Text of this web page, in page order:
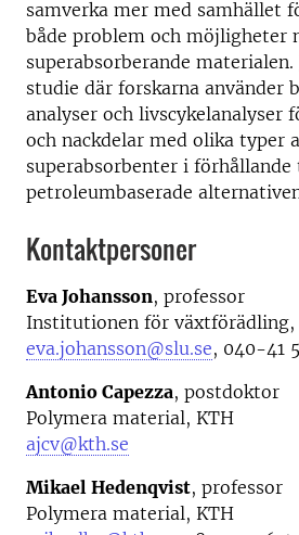
samverka mer med samhället
både problem och möjligheter
superabsorberande
studie där forskarna använder
analyser och livscykelanalyser
och nackdelar med olika typer
superabsorbenter i förhållande
petroleumbaserade
Kontaktpersoner
Eva Johansson, professor
Institutionen för växtförädling,
eva.johansson@slu.se, 040-41
Antonio Capezza, postdoktor
Polymera material, KTH
ajcv@kth.se
Mikael Hedenqvist, professor
Polymera material, KTH